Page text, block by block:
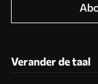
Verander de taal